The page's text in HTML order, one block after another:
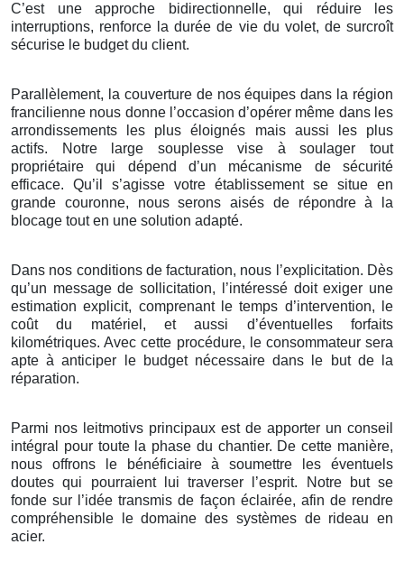
C’est une approche bidirectionnelle, qui réduire les
interruptions, renforce la durée de vie du volet, de surcroît
sécurise le budget du client.
Parallèlement, la couverture de nos équipes dans la région
francilienne nous donne l’occasion d’opérer même dans les
arrondissements les plus éloignés mais aussi les plus
actifs. Notre large souplesse vise à soulager tout
propriétaire qui dépend d’un mécanisme de sécurité
efficace. Qu’il s’agisse votre établissement se situe en
grande couronne, nous serons aisés de répondre à la
blocage tout en une solution adapté.
Dans nos conditions de facturation, nous l’explicitation. Dès
qu’un message de sollicitation, l’intéressé doit exiger une
estimation explicit, comprenant le temps d’intervention, le
coût du matériel, et aussi d’éventuelles forfaits
kilométriques. Avec cette procédure, le consommateur sera
apte à anticiper le budget nécessaire dans le but de la
réparation.
Parmi nos leitmotivs principaux est de apporter un conseil
intégral pour toute la phase du chantier. De cette manière,
nous offrons le bénéficiaire à soumettre les éventuels
doutes qui pourraient lui traverser l’esprit. Notre but se
fonde sur l’idée transmis de façon éclairée, afin de rendre
compréhensible le domaine des systèmes de rideau en
acier.